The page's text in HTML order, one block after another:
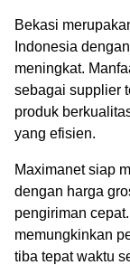
Bekasi
Indonesia
meningkat.
sebagai supplier
produk
yang efisien.
Maximanet siap
dengan harga
pengiriman
memungkinkan
tiba tepat waktu